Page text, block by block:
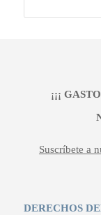
¡¡¡
Suscríbete a
DERECHOS